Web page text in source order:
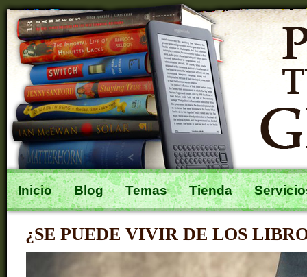
Inicio Blog Temas Tienda
¿SE PUEDE VIVIR DE LOS